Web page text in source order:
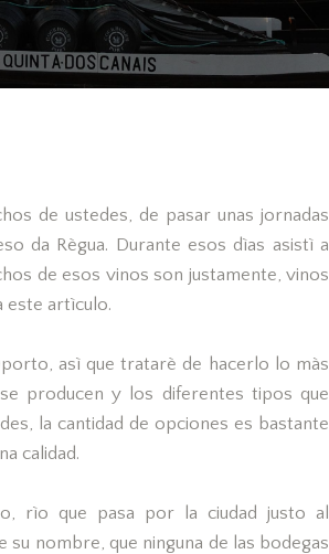
de ustedes, de pasar unas jornadas
da Règua. Durante esos dìas asistì a
de esos vinos son justamente, vinos
este artìculo.
asì que tratarè de hacerlo lo màs
producen y los diferentes tipos que
la cantidad de opciones es bastante
calidad.
rìo que pasa por la ciudad justo al
su nombre, que ninguna de las bodegas